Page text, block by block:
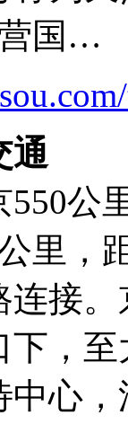
国…
通
公
里，
连接
，
心